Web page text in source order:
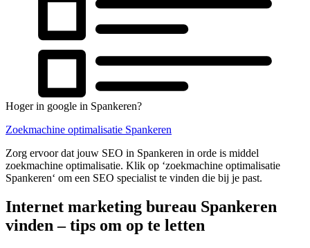
Hoger in google in Spankeren?
Zoekmachine optimalisatie Spankeren
Zorg ervoor dat jouw SEO in Spankeren in orde is middel
zoekmachine optimalisatie. Klik op ‘zoekmachine optimalisatie
Spankeren‘ om een SEO specialist te vinden die bij je past.
Internet marketing bureau Spankeren
vinden – tips om op te letten